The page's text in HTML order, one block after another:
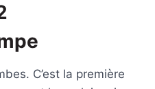
C’est la première